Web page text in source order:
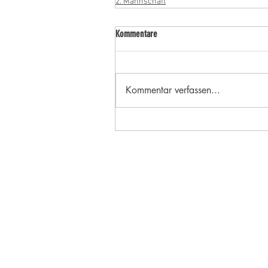
Kommentare
Kommentar verfassen...